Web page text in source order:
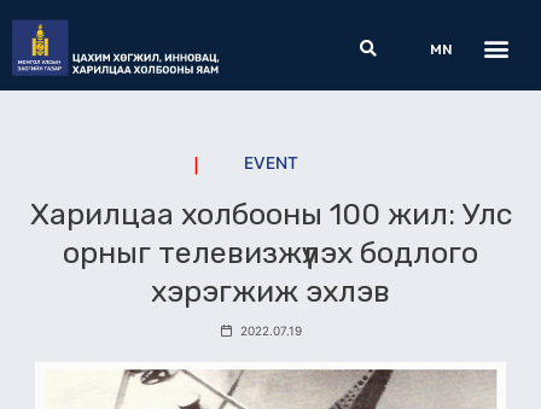
content
Search
MN
EVENT
Харилцаа холбооны 100 жил: Улс
орныг телевизжүүлэх бодлого
хэрэгжиж эхлэв
2022.07.19